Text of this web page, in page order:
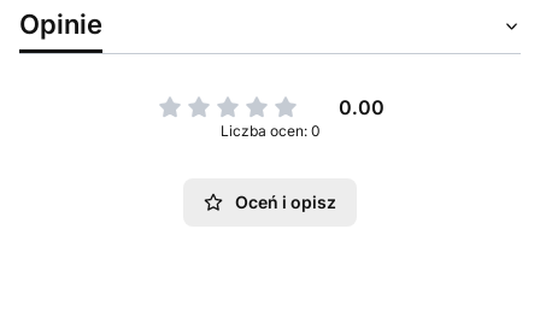
Opinie
0.00
Liczba ocen: 0
Oceń i opisz